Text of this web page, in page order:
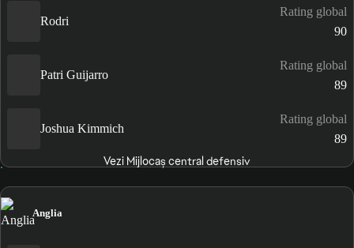
Rodri
Rating global
90
Patri Guijarro
Rating global
89
Joshua Kimmich
Rating global
89
Vezi Mijlocaș central defensiv
Anglia